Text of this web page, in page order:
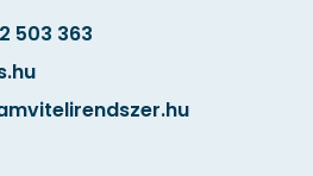
503 363